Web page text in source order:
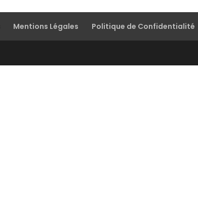
Mentions Légales Politique de Confidentialité